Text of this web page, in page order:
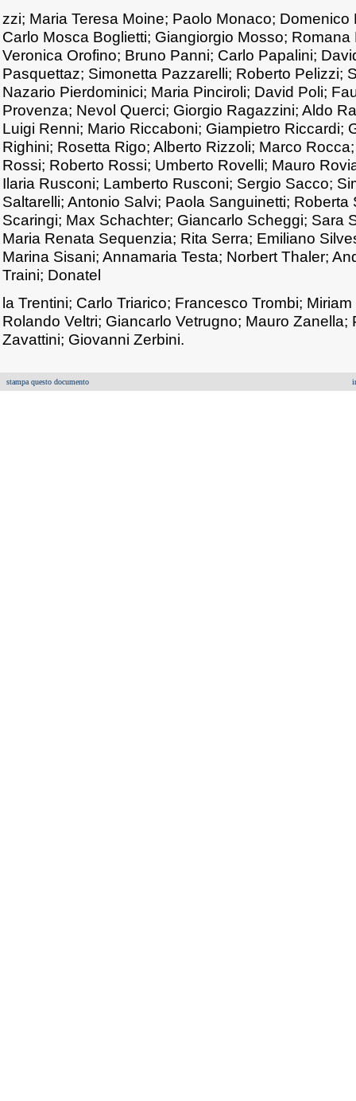
zzi; Maria Teresa Moine; Paolo Monaco;
Carlo Mosca Boglietti; Giangiorgio Mosso;
Veronica Orofino; Bruno Panni; Carlo Papalini;
Pasquettaz; Simonetta Pazzarelli; Roberto Pelizzi;
Nazario Pierdominici; Maria Pinciroli; David Poli;
Provenza; Nevol Querci; Giorgio Ragazzini; Aldo
Luigi Renni; Mario Riccaboni; Giampietro Riccardi;
Righini; Rosetta Rigo; Alberto Rizzoli; Marco
Rossi; Roberto Rossi; Umberto Rovelli; Mauro
Ilaria Rusconi; Lamberto Rusconi; Sergio Sacco;
Saltarelli; Antonio Salvi; Paola Sanguinetti; Roberta
Scaringi; Max Schachter; Giancarlo Scheggi; Sara
Maria Renata Sequenzia; Rita Serra; Emiliano
Marina Sisani; Annamaria Testa; Norbert Thaler;
Traini; Donatel
la Trentini; Carlo Triarico; Francesco Trombi;
Rolando Veltri; Giancarlo Vetrugno; Mauro Zanella;
Zavattini; Giovanni Zerbini.
stampa questo documento